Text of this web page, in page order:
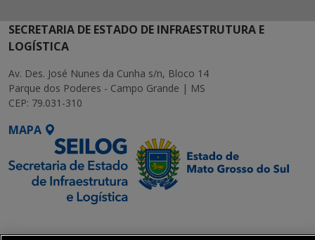
SECRETARIA DE ESTADO DE INFRAESTRUTURA E
LOGÍSTICA
Av. Des. José Nunes da Cunha s/n, Bloco 14
Parque dos Poderes - Campo Grande | MS
CEP: 79.031-310
MAPA